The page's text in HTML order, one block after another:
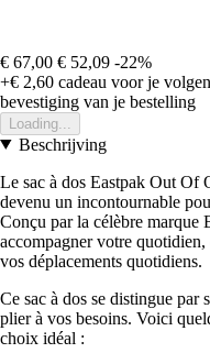
€ 67,00 € 52,09 -22%
+€ 2,60 cadeau voor je
bevestiging van je bestelling
Loading...
Beschrijving
Le sac à dos Eastpak Out
devenu un incontournable
Conçu par la célèbre marque
accompagner votre
vos déplacements quotidiens.
Ce sac à dos se distingue par
plier à vos besoins. Voici
choix idéal :